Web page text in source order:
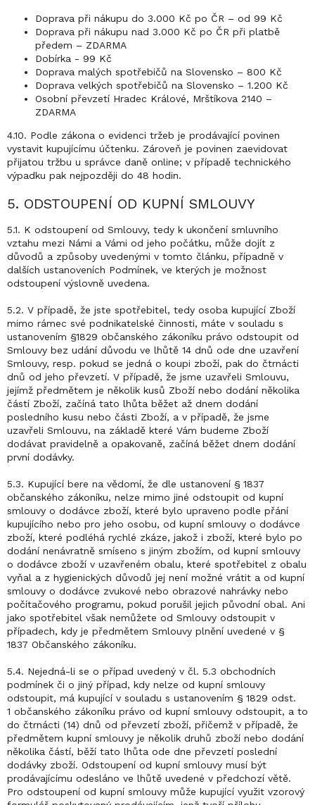
Doprava při nákupu do 3.000 Kč po ČR – od 99 Kč
Doprava při nákupu nad 3.000 Kč po ČR při platbě
předem – ZDARMA
Dobírka - 99 Kč
Doprava malých spotřebičů na Slovensko – 800 Kč
Doprava velkých spotřebičů na Slovensko – 1.200 Kč
Osobní převzetí Hradec Králové, Mrštíkova 2140 –
ZDARMA
4.10. Podle zákona o evidenci tržeb je prodávající povinen
vystavit kupujícímu účtenku. Zároveň je povinen zaevidovat
přijatou tržbu u správce daně online; v případě technického
výpadku pak nejpozději do 48 hodin.
5. ODSTOUPENÍ OD KUPNÍ SMLOUVY
5.1. K odstoupení od Smlouvy, tedy k ukončení smluvního
vztahu mezi Námi a Vámi od jeho počátku, může dojít z
důvodů a způsoby uvedenými v tomto článku, případně v
dalších ustanoveních Podmínek, ve kterých je možnost
odstoupení výslovně uvedena.
5.2. V případě, že jste spotřebitel, tedy osoba kupující Zboží
mimo rámec své podnikatelské činnosti, máte v souladu s
ustanovením §1829 občanského zákoníku právo odstoupit od
Smlouvy bez udání důvodu ve lhůtě 14 dnů ode dne uzavření
Smlouvy, resp. pokud se jedná o koupi zboží, pak do čtrnácti
dnů od jeho převzetí. V případě, že jsme uzavřeli Smlouvu,
jejímž předmětem je několik kusů Zboží nebo dodání několika
částí Zboží, začíná tato lhůta běžet až dnem dodání
posledního kusu nebo části Zboží, a v případě, že jsme
uzavřeli Smlouvu, na základě které Vám budeme Zboží
dodávat pravidelně a opakovaně, začíná běžet dnem dodání
první dodávky.
5.3. Kupující bere na vědomí, že dle ustanovení § 1837
občanského zákoníku, nelze mimo jiné odstoupit od kupní
smlouvy o dodávce zboží, které bylo upraveno podle přání
kupujícího nebo pro jeho osobu, od kupní smlouvy o dodávce
zboží, které podléhá rychlé zkáze, jakož i zboží, které bylo po
dodání nenávratně smíseno s jiným zbožím, od kupní smlouvy
o dodávce zboží v uzavřeném obalu, které spotřebitel z obalu
vyňal a z hygienických důvodů jej není možné vrátit a od kupní
smlouvy o dodávce zvukové nebo obrazové nahrávky nebo
počítačového programu, pokud porušil jejich původní obal. Ani
jako spotřebitel však nemůžete od Smlouvy odstoupit v
případech, kdy je předmětem Smlouvy plnění uvedené v §
1837 Občanského zákoníku.
5.4. Nejedná-li se o případ uvedený v čl. 5.3 obchodních
podmínek či o jiný případ, kdy nelze od kupní smlouvy
odstoupit, má kupující v souladu s ustanovením § 1829 odst.
1 občanského zákoníku právo od kupní smlouvy odstoupit, a to
do čtrnácti (14) dnů od převzetí zboží, přičemž v případě, že
předmětem kupní smlouvy je několik druhů zboží nebo dodání
několika částí, běží tato lhůta ode dne převzetí poslední
dodávky zboží. Odstoupení od kupní smlouvy musí být
prodávajícímu odesláno ve lhůtě uvedené v předchozí větě.
Pro odstoupení od kupní smlouvy může kupující využit vzorový